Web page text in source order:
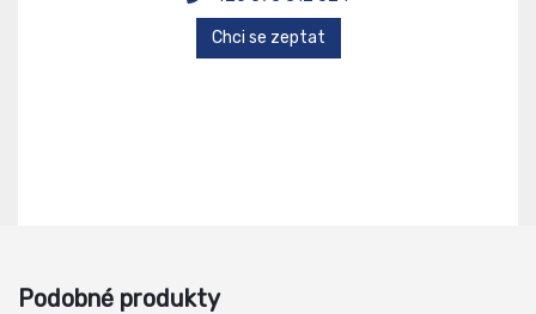
Chci se zeptat
Podobné produkty